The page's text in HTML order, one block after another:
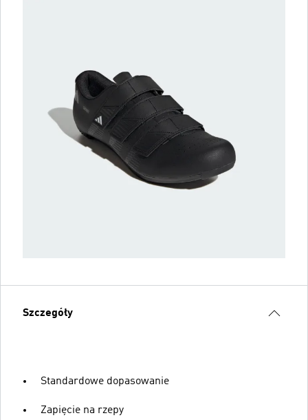
Szczegóły
Standardowe dopasowanie
Zapięcie na rzepy